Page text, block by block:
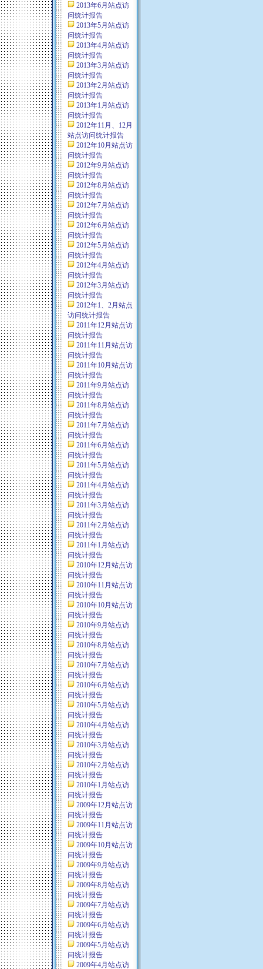
2013年6月站点访
问统计报告
2013年5月站点访
问统计报告
2013年4月站点访
问统计报告
2013年3月站点访
问统计报告
2013年2月站点访
问统计报告
2013年1月站点访
问统计报告
2012年11月、12月
站点访问统计报告
2012年10月站点访
问统计报告
2012年9月站点访
问统计报告
2012年8月站点访
问统计报告
2012年7月站点访
问统计报告
2012年6月站点访
问统计报告
2012年5月站点访
问统计报告
2012年4月站点访
问统计报告
2012年3月站点访
问统计报告
2012年1、2月站点
访问统计报告
2011年12月站点访
问统计报告
2011年11月站点访
问统计报告
2011年10月站点访
问统计报告
2011年9月站点访
问统计报告
2011年8月站点访
问统计报告
2011年7月站点访
问统计报告
2011年6月站点访
问统计报告
2011年5月站点访
问统计报告
2011年4月站点访
问统计报告
2011年3月站点访
问统计报告
2011年2月站点访
问统计报告
2011年1月站点访
问统计报告
2010年12月站点访
问统计报告
2010年11月站点访
问统计报告
2010年10月站点访
问统计报告
2010年9月站点访
问统计报告
2010年8月站点访
问统计报告
2010年7月站点访
问统计报告
2010年6月站点访
问统计报告
2010年5月站点访
问统计报告
2010年4月站点访
问统计报告
2010年3月站点访
问统计报告
2010年2月站点访
问统计报告
2010年1月站点访
问统计报告
2009年12月站点访
问统计报告
2009年11月站点访
问统计报告
2009年10月站点访
问统计报告
2009年9月站点访
问统计报告
2009年8月站点访
问统计报告
2009年7月站点访
问统计报告
2009年6月站点访
问统计报告
2009年5月站点访
问统计报告
2009年4月站点访